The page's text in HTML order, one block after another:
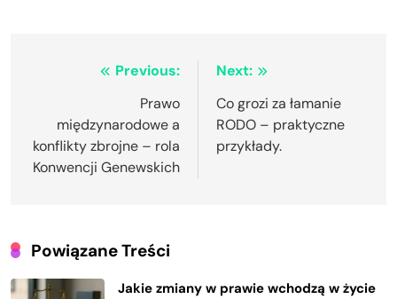
NawigacjaPrevious:
Prawo
międzynarodowe a
konflikty zbrojne – rola
Konwencji Genewskich
Next:
Co grozi za łamanie
RODO – praktyczne
przykłady.
Powiązane Treści
Jakie zmiany w prawie wchodzą w życie